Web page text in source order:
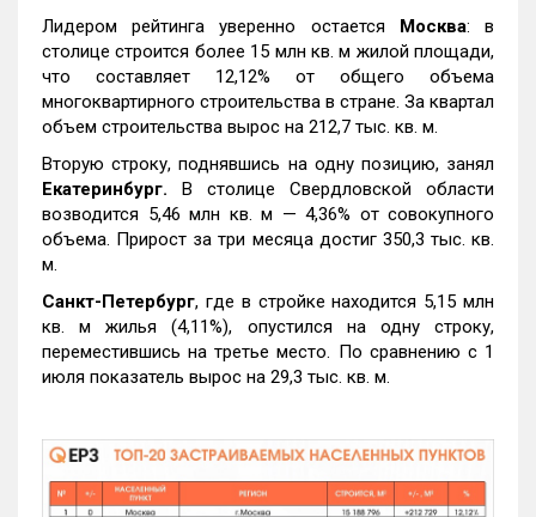
Лидером рейтинга уверенно остается Москва: в
столице строится более 15 млн кв. м жилой площади,
что составляет 12,12% от общего объема
многоквартирного строительства в стране. За квартал
объем строительства вырос на 212,7 тыс. кв. м.
Вторую строку, поднявшись на одну позицию, занял
Екатеринбург. В столице Свердловской области
возводится 5,46 млн кв. м — 4,36% от совокупного
объема. Прирост за три месяца достиг 350,3 тыс. кв.
м.
Санкт-Петербург, где в стройке находится 5,15 млн
кв. м жилья (4,11%), опустился на одну строку,
переместившись на третье место. По сравнению с 1
июля показатель вырос на 29,3 тыс. кв. м.